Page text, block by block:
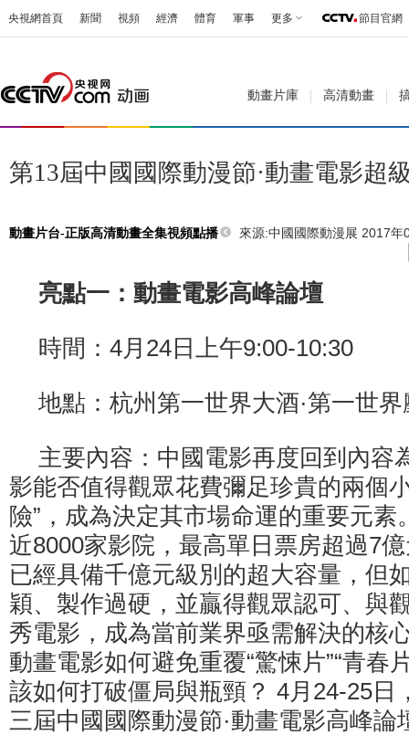
央視網首頁 新聞 視頻 經濟 體育 軍事 更多 節目官網
動畫片庫 高清動畫
第13屆中國國際動漫節·動畫電影超
動畫片台-正版高清動畫全集視頻點播 來源:中國國際動漫展 2017年
亮點一：動畫電影高峰論壇
時間：4月24日上午9:00-10:30
地點：杭州第一世界大酒·第一世界
主要內容：中國電影再度回到內容
影能否值得觀眾花費彌足珍貴的兩個
險”，成為決定其市場命運的重要元素
近8000家影院，最高單日票房超過7
已經具備千億元級別的超大容量，但
穎、製作過硬，並贏得觀眾認可、與
秀電影，成為當前業界亟需解決的核
動畫電影如何避免重覆“驚悚片”“青春
該如何打破僵局與瓶頸？ 4月24-25日
三屆中國國際動漫節·動畫電影高峰